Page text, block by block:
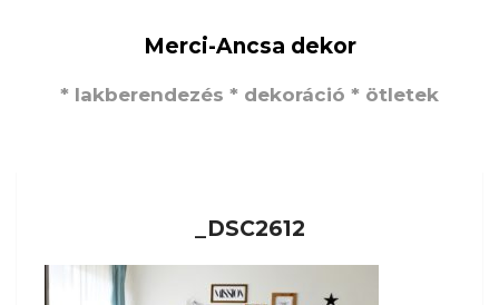
Merci-Ancsa dekor
* lakberendezés * dekoráció * ötletek
_DSC2612